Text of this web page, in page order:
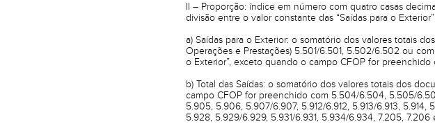
II – Proporção: índice em número com quatro casas
divisão entre o valor constante das “Saídas para o
a) Saídas para o Exterior: o somatório dos valores totais
Operações e Prestações) 5.501/6.501, 5.502/6.502 ou
o Exterior”, exceto quando o campo CFOP for preenchido
b) Total das Saídas: o somatório dos valores totais dos
campo CFOP for preenchido com 5.504/6.504, 5.505/
5.905, 5.906, 5.907/6.907, 5.912/6.912, 5.913/6.913, 5.914,
5.928, 5.929/6.929, 5.931/6.931, 5.934/6.934, 7.205, 7.206